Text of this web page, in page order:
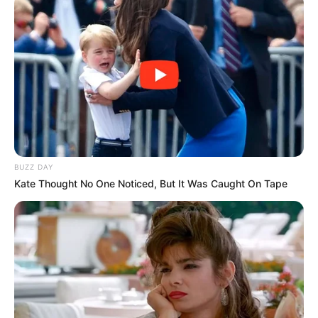
III - Não pender contra si reclamação recebida pela Ouvidoria da
Saúde ou Ouvidoria Geral do Município, julgada procedente;
IV - Não estar, no curso do período, afastado e/ou licenciado, com
exceção nos casos de licença-maternidade ou licença para
tratamento de saúde;
-ad3
V - Correta identificação dos fatores de risco da população
atendida, com entrega de relatório ao seu superior hierárquico
obedecendo cronograma próprio;
BUZZ DAY
Kate Thought No One Noticed, But It Was Caught On Tape